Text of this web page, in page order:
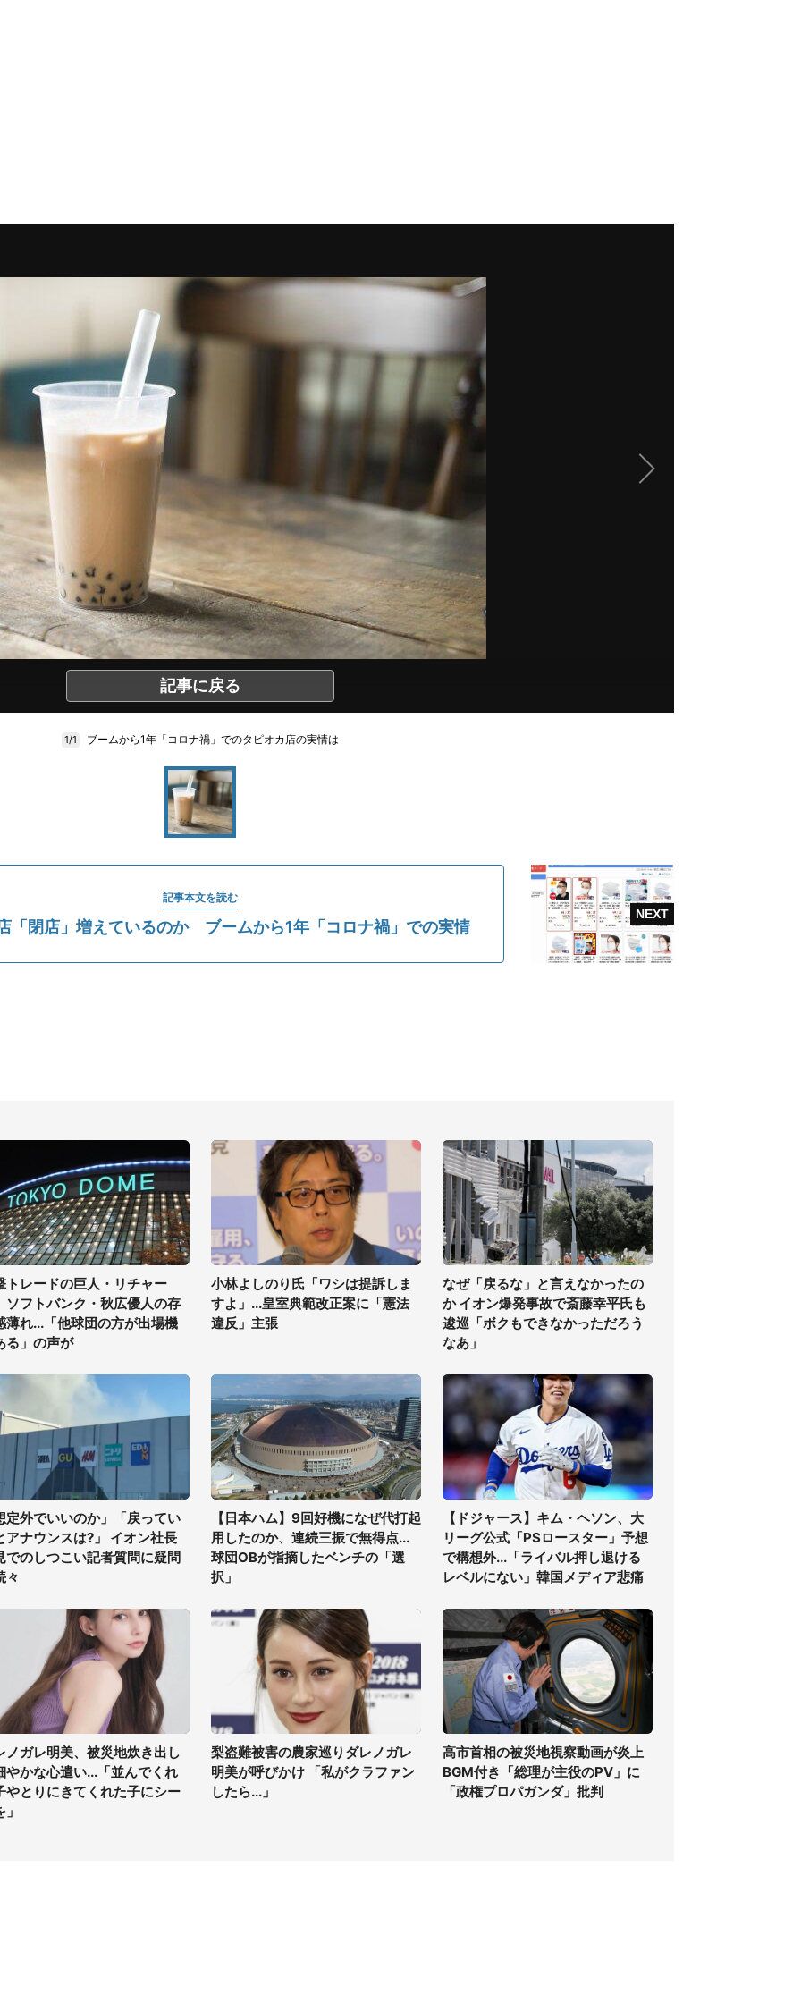
記事に戻る
1/1 ブームから1年「コロナ禍」でのタピオカ店の実情は
記事本文を読む
「閉店」増えているのか ブームから1年「コロナ禍」での実情
トレードの巨人・リチャー
ソフトバンク・秋広優人の存
薄れ...「他球団の方が出場機
る」の声が
小林よしのり氏「ワシは提訴しま
すよ」...皇室典範改正案に「憲法
違反」主張
なぜ「戻るな」と言えなかったの
か イオン爆発事故で斎藤幸平氏も
逡巡「ボクもできなかっただろう
なあ」
定外でいいのか」「戻ってい
アナウンスは?」 イオン社長
でのしつこい記者質問に疑問
々
【日本ハム】9回好機になぜ代打起
用したのか、連続三振で無得点...
球団OBが指摘したベンチの「選
択」
【ドジャース】キム・ヘソン、大
リーグ公式「PSロースター」予想
で構想外...「ライバル押し退ける
レベルにない」韓国メディア悲痛
ノガレ明美、被災地炊き出し
やかな心遣い...「並んでくれ
やとりにきてくれた子にシー
梨盗難被害の農家巡りダレノガレ
明美が呼びかけ 「私がクラファン
したら...」
高市首相の被災地視察動画が炎上
BGM付き「総理が主役のPV」に
「政権プロパガンダ」批判